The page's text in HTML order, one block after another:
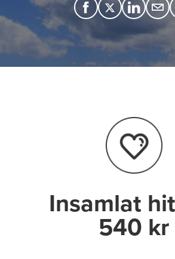
F
T
e
L
i
I
n
M
a
i
Insamlat
540 kr